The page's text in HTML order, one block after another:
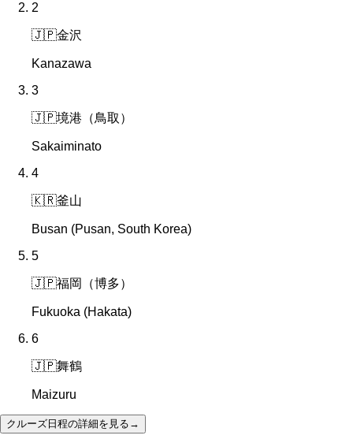
2
🇯🇵金沢
Kanazawa
3
🇯🇵境港（鳥取）
Sakaiminato
4
🇰🇷釜山
Busan (Pusan, South Korea)
5
🇯🇵福岡（博多）
Fukuoka (Hakata)
6
🇯🇵舞鶴
Maizuru
クルーズ日程の詳細を見る →